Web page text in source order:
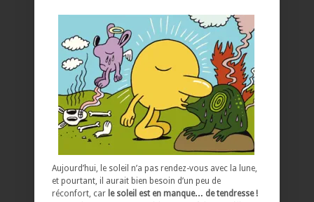
Aujourd’hui, le soleil n’a pas rendez-vous avec la lune,
et pourtant, il aurait bien besoin d’un peu de
réconfort, car le soleil est en manque… de tendresse !